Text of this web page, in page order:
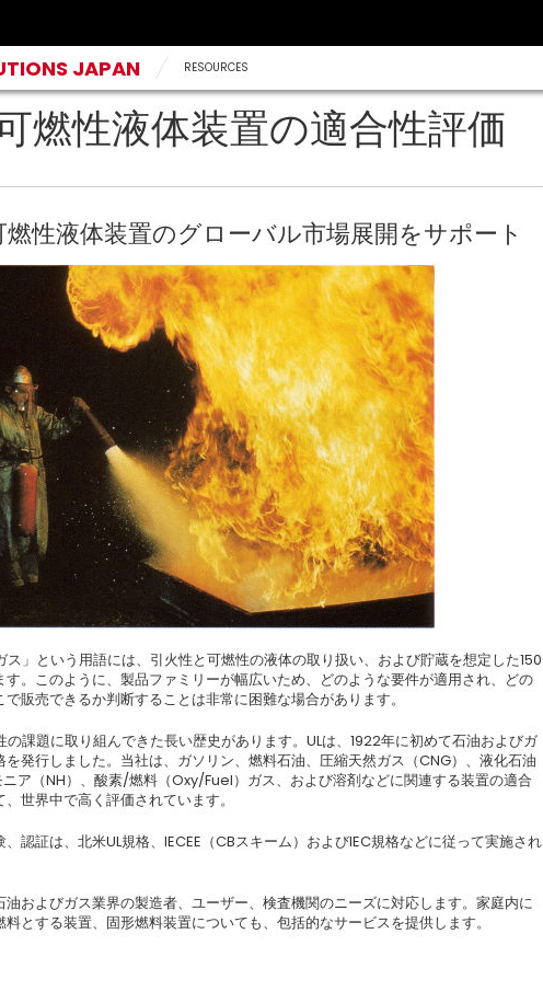
JAPAN RESOURCES
燃性液体装置の適合性評価
性液体装置のグローバル市場展開をサポート
ス」という用語には、引火性と可燃性の液体の取り扱い、および貯蔵を想定した150
。このように、製品ファミリーが幅広いため、どのような要件が適用され、どの
販売できるか判断することは非常に困難な場合があります。
の課題に取り組んできた長い歴史があります。ULは、1922年に初めて石油およびガ
発行しました。当社は、ガソリン、燃料石油、圧縮天然ガス（CNG）、液化石油
ニア（NH）、酸素/燃料（Oxy/Fuel）ガス、および溶剤などに関連する装置の適合
世界中で高く評価されています。
認証は、北米UL規格、IECEE（CBスキーム）およびIEC規格などに従って実施され
およびガス業界の製造者、ユーザー、検査機関のニーズに対応します。家庭内に
とする装置、固形燃料装置についても、包括的なサービスを提供します。